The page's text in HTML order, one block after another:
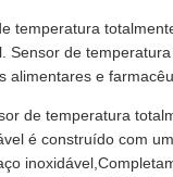
temperatura
Sensor de
alimentares e
de temperatura
é construído com